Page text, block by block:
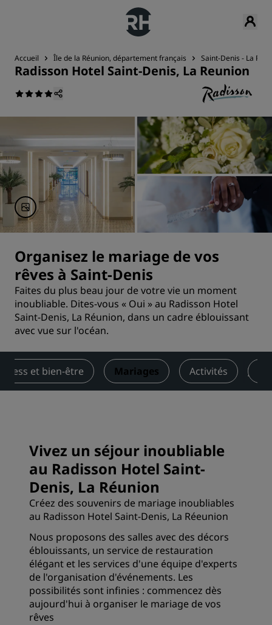
Accueil Île de la Réunion, département français Saint-Denis - La
Radisson Hotel Saint-Denis, La Reunion
Organisez le mariage de vos
rêves à Saint-Denis
Faites du plus beau jour de votre vie un moment
inoubliable. Dites-vous « Oui » au Radisson Hotel
Saint-Denis, La Réunion, dans un cadre éblouissant
avec vue sur l'océan.
et bien-être Mariages Activités
Vivez un séjour inoubliable
au Radisson Hotel Saint-
Denis, La Réunion
Créez des souvenirs de mariage inoubliables
au Radisson Hotel Saint-Denis, La Réeunion
Nous proposons des salles avec des décors
éblouissants, un service de restauration
élégant et les services d'une équipe d'experts
de l'organisation d'événements. Les
possibilités sont infinies : commencez dès
aujourd'hui à organiser le mariage de vos
rêves